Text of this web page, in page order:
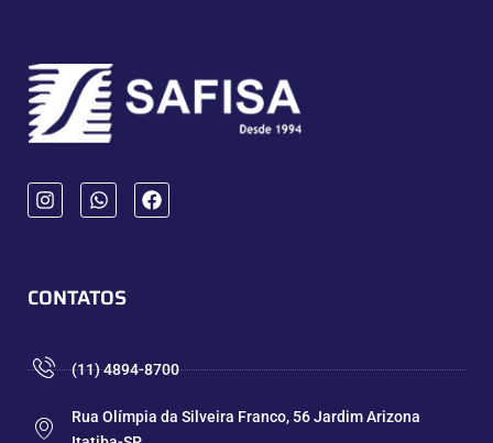
CONTATOS
(11) 4894-8700
Rua Olímpia da Silveira Franco, 56 Jardim Arizona